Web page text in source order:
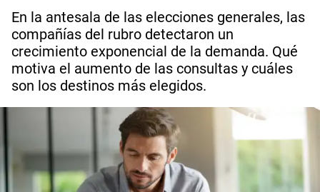
En la antesala de las elecciones generales, las
compañías del rubro detectaron un
crecimiento exponencial de la demanda. Qué
motiva el aumento de las consultas y cuáles
son los destinos más elegidos.